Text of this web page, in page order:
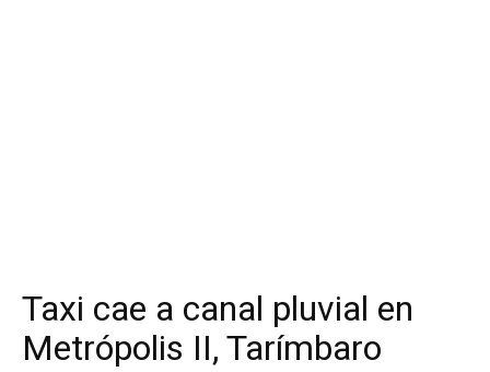
Taxi cae a canal pluvial en
Metrópolis II, Tarímbaro